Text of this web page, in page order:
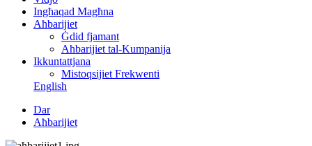
Ingħaqad Magħna
Aħbarijiet
Ġdid fjamant
Aħbarijiet tal-Kumpanija
Ikkuntattjana
Mistoqsijiet Frekwenti
English
Dar
Aħbarijiet